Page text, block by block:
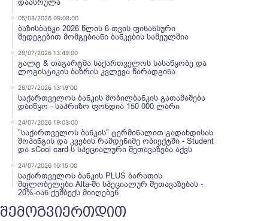
დაასრულა
05/08/2026 09:08:00
ბაზისბანკი 2026 წლის 6 თვის ფინანსური
შედეგებით მომგებიანი ბანკების სამეულშია
28/07/2026 13:49:00
გალტ & თაგარტმა საქართველოს სასაწყობე და
ლოგისტიკის ბაზრის კვლევა წარადგინა
28/07/2026 13:19:00
საქართველოს ბანკის მობილბანკის გათამაშება
დაიწყო - საპრიზო ფონდია 150 000 ლარი
24/07/2026 19:03:00
"საქართველოს ბანკის" ტერმინალით გადახდისას
შოპინგის და კვების რამდენიმე ობიექტში - Student
და sCool card-ს სპეციალური შეთავაზება აქვს
24/07/2026 16:15:00
საქართველოს ბანკის PLUS ბარათის
მფლობელები Alta-ში სპეციალურ შეთავაზებას -
20%-იან ქეშბექს მიიღებენ
შემოგვიერთდით